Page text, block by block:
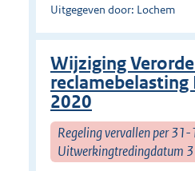
Uitgegeven door: Lochem
Wijziging
2020
Regeling vervallen per
Uitwerkingtredingdatum